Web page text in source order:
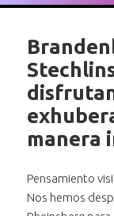
manera
Pensamiento
Nos hemos